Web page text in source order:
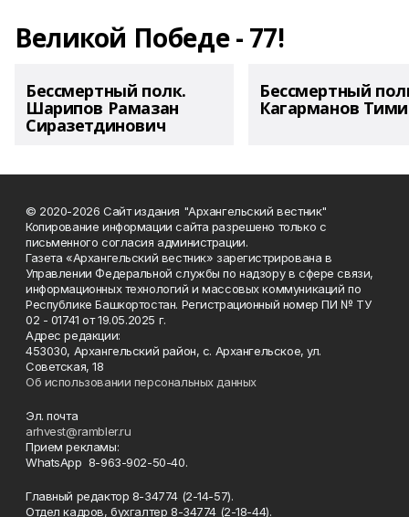
Великой Победе - 77!
Бессмертный полк.
Шарипов Рамазан
Сиразетдинович
Бессмертный
Кагарманов
© 2020-2026 Сайт издания "Архангельский вестник"
Копирование информации сайта разрешено только с
письменного согласия администрации.
Газета «Архангельский вестник» зарегистрирована в
Управлении Федеральной службы по надзору в сфере связи,
информационных технологий и массовых коммуникаций по
Республике Башкортостан. Регистрационный номер ПИ № ТУ
02 - 01741 от 19.05.2025 г.
Адрес редакции:
453030, Архангельский район, с. Архангельское, ул.
Советская, 18
Об использовании персональных данных
Эл. почта
arhvest@rambler.ru
Прием рекламы:
WhatsApp 8-963-902-50-40.
Главный редактор 8-34774 (2-14-57).
Отдел кадров, бухгалтер 8-34774 (2-18-44).